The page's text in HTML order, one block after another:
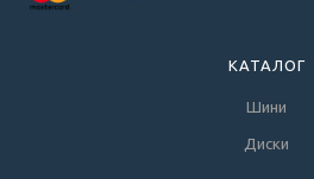
КАТАЛОГ
Шини
Диски